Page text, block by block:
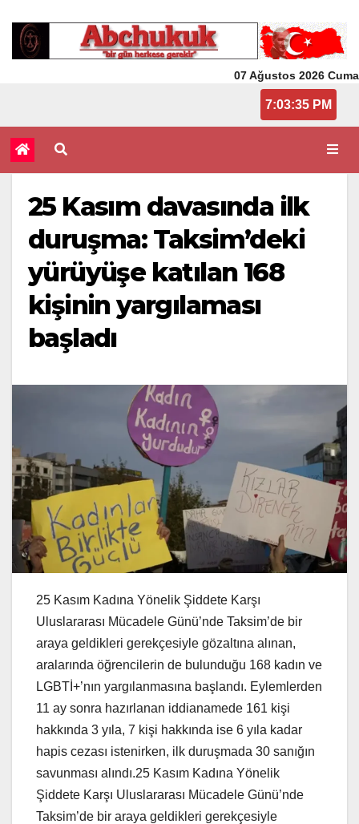
07 Ağustos 2026 Cuma
7:03:35 PM
25 Kasım davasında ilk
duruşma: Taksim’deki
yürüyüşe katılan 168
kişinin yargılaması
başladı
25 Kasım Kadına Yönelik Şiddete Karşı
Uluslararası Mücadele Günü’nde Taksim’de bir
araya geldikleri gerekçesiyle gözaltına alınan,
aralarında öğrencilerin de bulunduğu 168 kadın ve
LGBTİ+’nın yargılanmasına başlandı. Eylemlerden
11 ay sonra hazırlanan iddianamede 161 kişi
hakkında 3 yıla, 7 kişi hakkında ise 6 yıla kadar
hapis cezası istenirken, ilk duruşmada 30 sanığın
savunması alındı.25 Kasım Kadına Yönelik
Şiddete Karşı Uluslararası Mücadele Günü’nde
Taksim’de bir araya geldikleri gerekçesiyle